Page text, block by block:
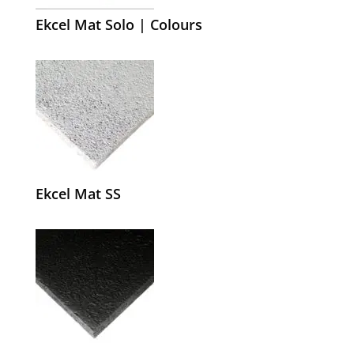
Ekcel Mat Solo | Colours
Ekcel Mat SS